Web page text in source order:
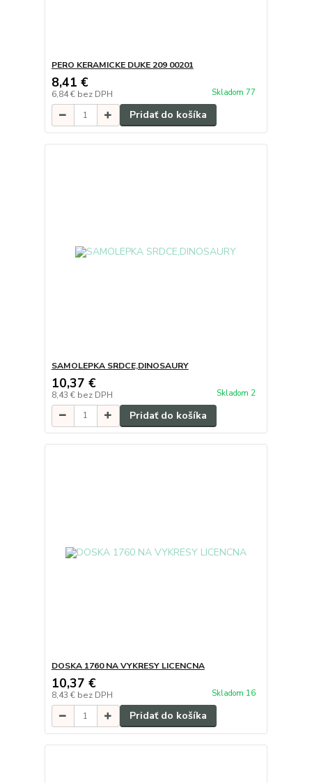
PERO KERAMICKE DUKE 209 00201
8,41 €
6,84 € bez DPH Skladom 77
Pridať do košíka
SAMOLEPKA SRDCE,DINOSAURY
10,37 €
8,43 € bez DPH Skladom 2
Pridať do košíka
DOSKA 1760 NA VYKRESY LICENCNA
10,37 €
8,43 € bez DPH Skladom 16
Pridať do košíka